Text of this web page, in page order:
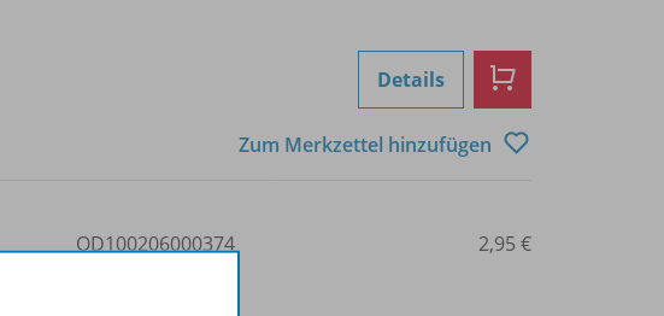
Details
Zum Merkzettel hinzufügen
OD100206000374 2,95 €